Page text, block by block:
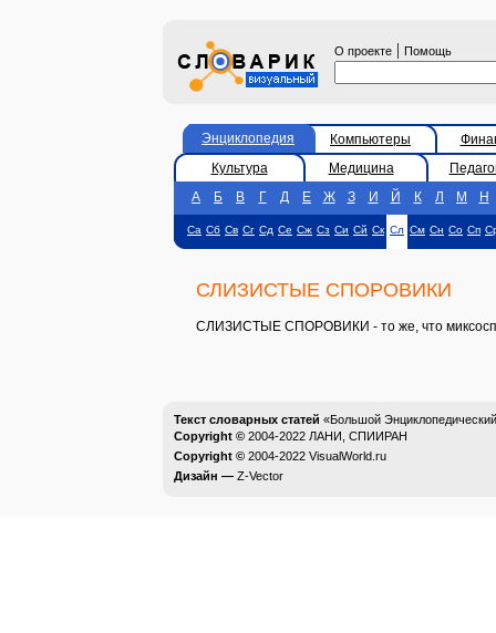
О проекте | Помощь
Энциклопедия Компьютеры
Культура
Медицина
А
Б В Г Д Е Ж З И Й К Л М Н
Са Сб Св Сг Сд Се Сж Сз Си Сй Ск Сл См Сн Со Сп
СЛИЗИСТЫЕ СПОРОВИКИ
СЛИЗИСТЫЕ СПОРОВИКИ - то же, что
Текст словарных статей «Большой
Copyright © 2004-2022 ЛАНИ, СПИИРАН
Copyright © 2004-2022 VisualWorld.ru
Дизайн — Z-Vector